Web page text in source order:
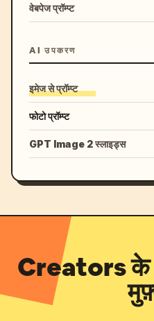
वेबपेज प्रॉम्प्ट
AI उपकरण
इमेज से प्रॉम्प्ट
फोटो प्रॉम्प्ट
GPT Image 2 स्लाइड्स
Creators के